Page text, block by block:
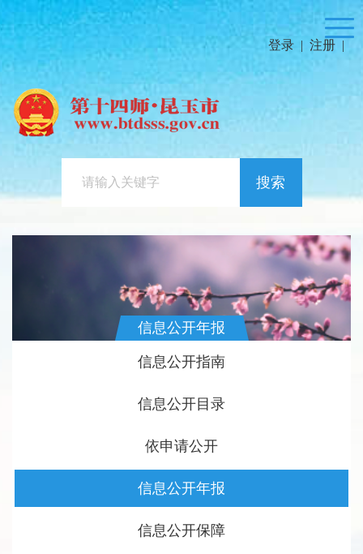
登录 | 注册 |
搜索
信息公开年报
信息公开指南
信息公开目录
依申请公开
信息公开年报
信息公开保障